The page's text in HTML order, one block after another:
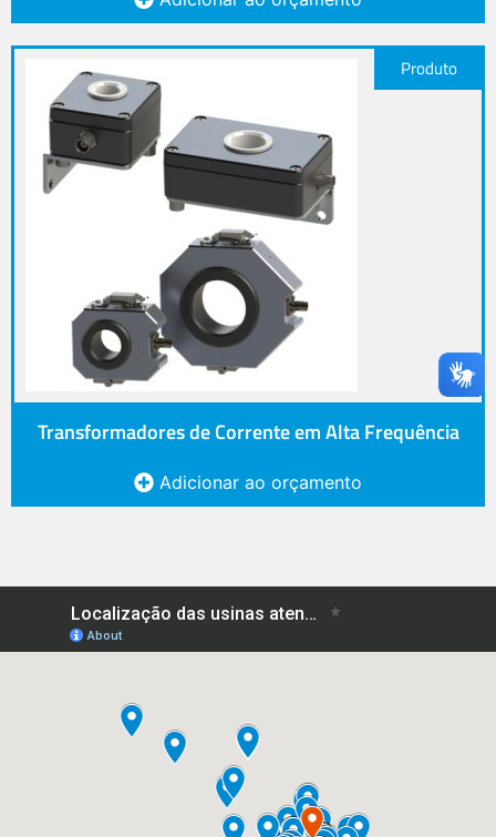
Produto
Transformadores de Corrente em Alta Frequência
Adicionar ao orçamento